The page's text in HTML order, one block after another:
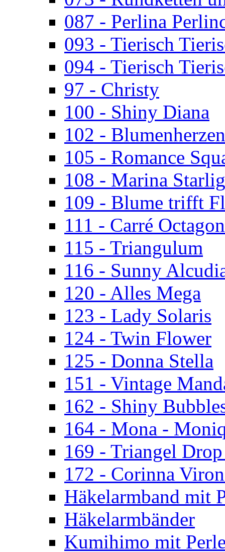
087 - Perlina
093 - Tierisch
094 - Tierisch
97 - Christy
100 - Shiny Diana
102 - Blumenherzen
105 - Romance
108 - Marina
109 - Blume trifft
111 - Carré Octagon
115 - Triangulum
116 - Sunny
120 - Alles Mega
123 - Lady Solaris
124 - Twin Flower
125 - Donna Stella
151 - Vintage
162 - Shiny
164 - Mona -
169 - Triangel Drop
172 - Corinna
Häkelarmband mit
Häkelarmbänder
Kumihimo mit